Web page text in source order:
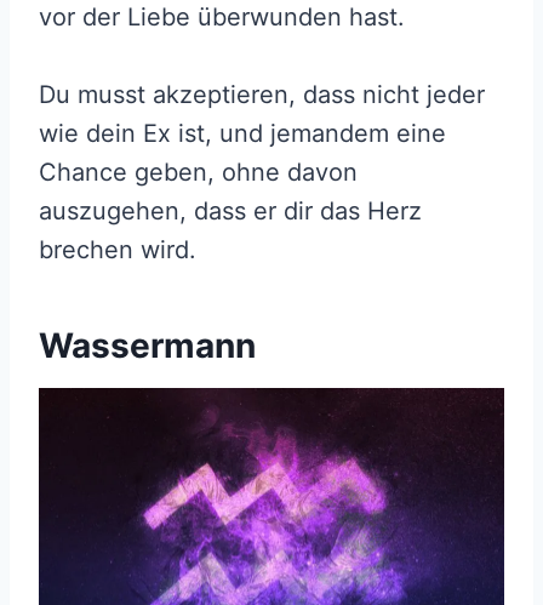
vor der Liebe überwunden hast.
Du musst akzeptieren, dass nicht jeder
wie dein Ex ist, und jemandem eine
Chance geben, ohne davon
auszugehen, dass er dir das Herz
brechen wird.
Wassermann